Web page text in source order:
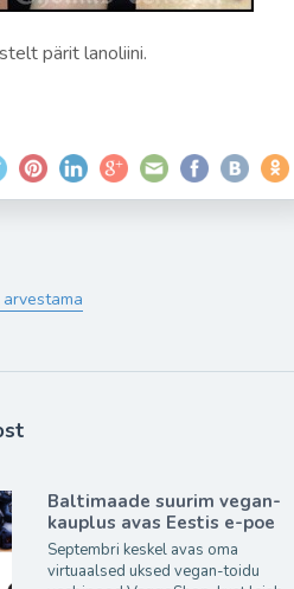
pärit lanoliini.
Baltimaade suurim vegan-
kauplus avas Eestis e-poe
Septembri keskel avas oma
virtuaalsed uksed vegan-toidu